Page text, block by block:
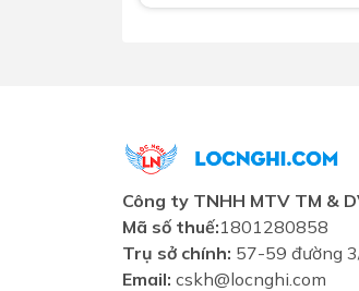
Công ty TNHH MTV TM &
Mã số thuế:1801280858
Trụ sở chính: 57-59 đường
Email: cskh@locnghi.com